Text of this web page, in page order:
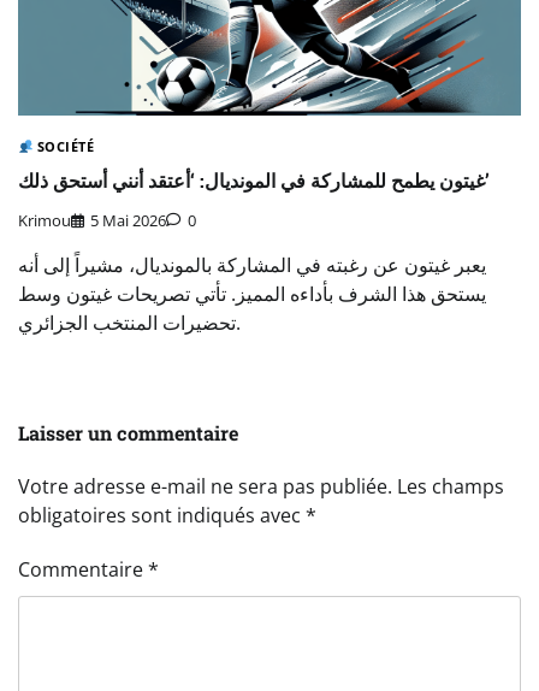
SOCIÉTÉ
غيتون يطمح للمشاركة في المونديال: ‘أعتقد أنني أستحق ذلك’
Krimou 5 Mai 2026 0
يعبر غيتون عن رغبته في المشاركة بالمونديال، مشيراً إلى أنه
يستحق هذا الشرف بأداءه المميز. تأتي تصريحات غيتون وسط
تحضيرات المنتخب الجزائري.
Laisser un commentaire
Votre adresse e-mail ne sera pas publiée. Les champs
obligatoires sont indiqués avec *
Commentaire*